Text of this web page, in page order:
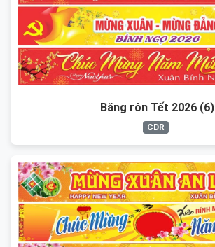
Băng rôn Tết 2026 (6)
CDR